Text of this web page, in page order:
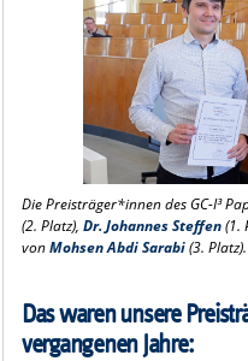
Die Preisträger*innen des GC-I³
(2. Platz), Dr. Johannes Steffen(1.
vonMohsen Abdi Sarabi(3. Platz).
Das waren unsere
vergangenen Jahre: